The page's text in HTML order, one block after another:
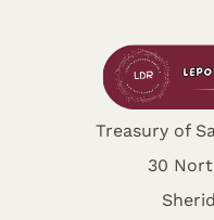
Treasury of
30